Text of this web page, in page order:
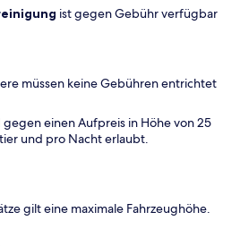
ist gegen Gebühr verfügbar
müssen keine Gebühren entrichtet
gegen einen Aufpreis in Höhe von 25
und pro Nacht erlaubt.
gilt eine maximale Fahrzeughöhe.